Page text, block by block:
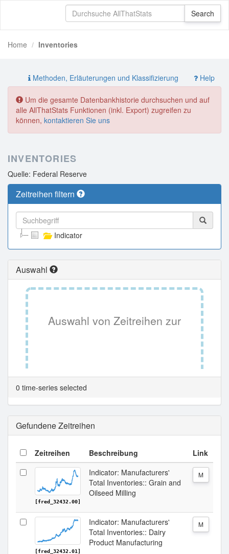
Home Inventories
Methoden, Erläuterungen und Klassifizierung Help
Um die gesamte Datenbankhistorie durchsuchen und auf
alle AllThatStats Funktionen (inkl. Export) zugreifen zu
können, kontaktieren Sie uns
INVENTORIES
Quelle: Federal Reserve
Zeitreihen filtern
Indicator
Auswahl
Auswahl von Zeitreihen zur
Tabellenansicht.
0 time-series selected
Gefundene Zeitreihen
Zeitreihen Beschreibung Link
[fred_32432.00]
Indicator: Manufacturers'
Total Inventories:: Grain and
Oilseed Milling
M
[fred_32432.01]
Indicator: Manufacturers'
Total Inventories:: Dairy
Product Manufacturing
M